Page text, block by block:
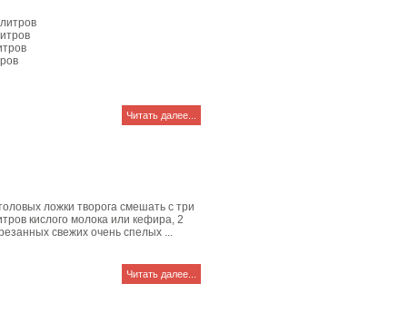
Читать далее...
ложки творога смешать с три
кислого молока или кефира, 2
свежих очень спелых ...
Читать далее...